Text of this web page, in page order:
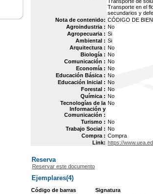
Transporte en el
secundarios y
Nota de contenido: CÓDIGO DE
Agroindustria : No
Agropecuaria : Si
Ambiental : Si
Arquitectura : No
Biología : No
Comunicación : No
Economía : No
Educación Básica : No
Educación Inicial : No
Forestal : No
Química : No
Tecnologías de la
Información y
Comunicación :
No
Turismo : No
Trabajo Social : No
Compra : Compra
Link: https://
Reserva
Reservar este documento
Ejemplares(4)
Código de barras
Signatura